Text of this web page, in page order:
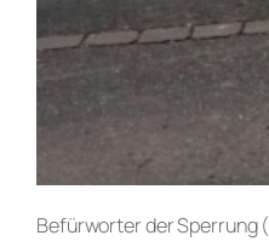
Befürworter der Sperrung (